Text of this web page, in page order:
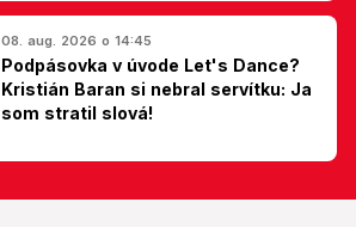
08. aug. 2026 o 14:45
Podpásovka v úvode Let's Dance?
Kristián Baran si nebral servítku: Ja
som stratil slová!